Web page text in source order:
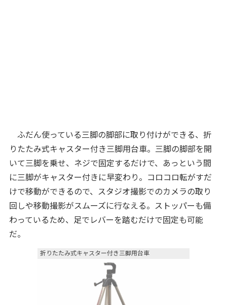
ふだん使っている三脚の脚部に取り付けができる、折
りたたみ式キャスター付き三脚用台車。三脚の脚部を開
いて三脚を乗せ、ネジで固定するだけで、あっという間
に三脚がキャスター付きに早変わり。コロコロ転がすだ
けで移動ができるので、スタジオ撮影でのカメラの取り
回しや移動撮影がスムーズに行なえる。ストッパーも備
わっているため、足でレバーを踏むだけで固定も可能
だ。
折りたたみ式キャスター付き三脚用台車